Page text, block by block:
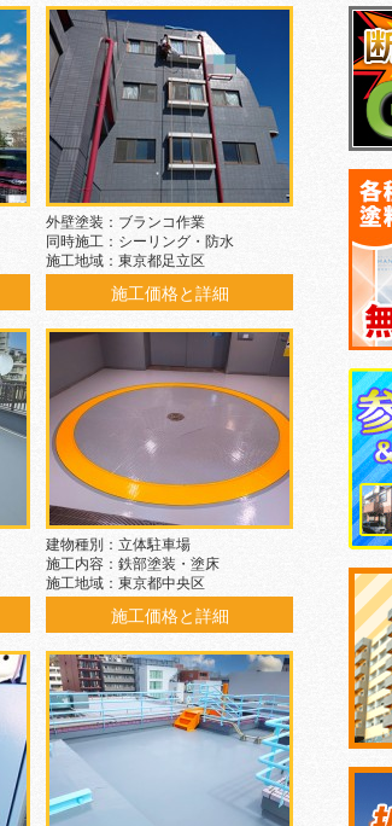
外壁塗装：ブランコ作業
同時施工：シーリング・防水
施工地域：東京都足立区
施工価格と詳細
建物種別：立体駐車場
施工内容：鉄部塗装・塗床
施工地域：東京都中央区
施工価格と詳細